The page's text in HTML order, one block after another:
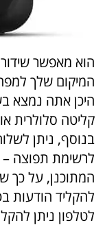
הוא מאפשר
המיקום שלך למפה
היכן אתה נמצא
קליטה סלולרית
בנוסף, ניתן
לרשימת תפוצה
המתוכנן, על כך
להקליד הודעות
לטלפון ניתן